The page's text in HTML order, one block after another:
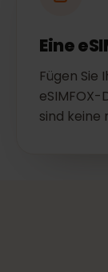
Eine
Fügen Sie
sind keine